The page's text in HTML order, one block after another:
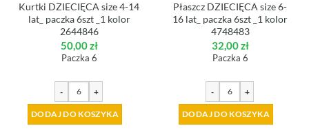
Kurtki DZIECIĘCA size 4-14
lat_ paczka 6szt _1 kolor
2644846
50,00zł
Paczka 6
- +
DODAJ DO KOSZYKA
Płaszcz DZIECIĘCA size 6-
16 lat_ paczka 6szt _1 kolor
4748483
32,00zł
Paczka 6
- +
DODAJ DO KOSZYKA